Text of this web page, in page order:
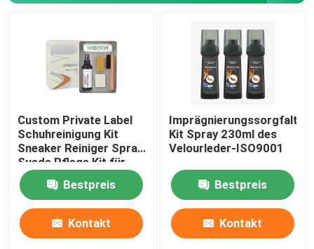
Nubukleder-Sorgfalt-Ausrüstung
Velourleder-Sorgfalt-Ausrüstung
Lederne Sorgfalt-Ausrüstung PUs
Lederne Reinigungsausrüstung
Lederschuh-Sorgfalt-Ausrüstung
Custom Private Label
Schuhreinigung Kit
Sneaker Reiniger Spray
Suede Pflege Kit für
Sneakerhead
Bestpreis
Kontakt
Imprägnierungssorgfalt
Kit Spray 230ml des
Velourleder-ISO9001
Bestpreis
Kontakt